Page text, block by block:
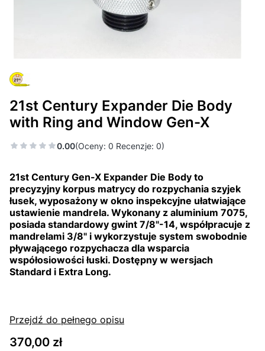
21st Century Expander Die Body
with Ring and Window Gen-X
0.00(Oceny: 0 Recenzje: 0)
21st Century Gen-X Expander Die Body to
precyzyjny korpus matrycy do rozpychania szyjek
łusek, wyposażony w okno inspekcyjne ułatwiające
ustawienie mandrela. Wykonany z aluminium 7075,
posiada standardowy gwint 7/8"-14, współpracuje z
mandrelami 3/8" i wykorzystuje system swobodnie
pływającego rozpychacza dla wsparcia
współosiowości łuski. Dostępny w wersjach
Standard i Extra Long.
Przejdź do pełnego opisu
Cena
370,00 zł